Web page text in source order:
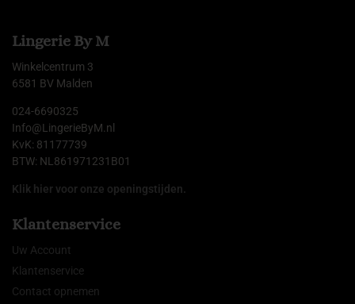
Lingerie By M
Winkelcentrum 3
6581 BV Malden
024-6690325
Info@LingerieByM.nl
KvK: 81177739
BTW: NL861971231B01
Klik hier voor onze openingstijden.
Klantenservice
Uw Account
Klantenservice
Contact opnemen